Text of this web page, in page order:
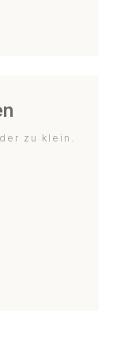
zu klein.